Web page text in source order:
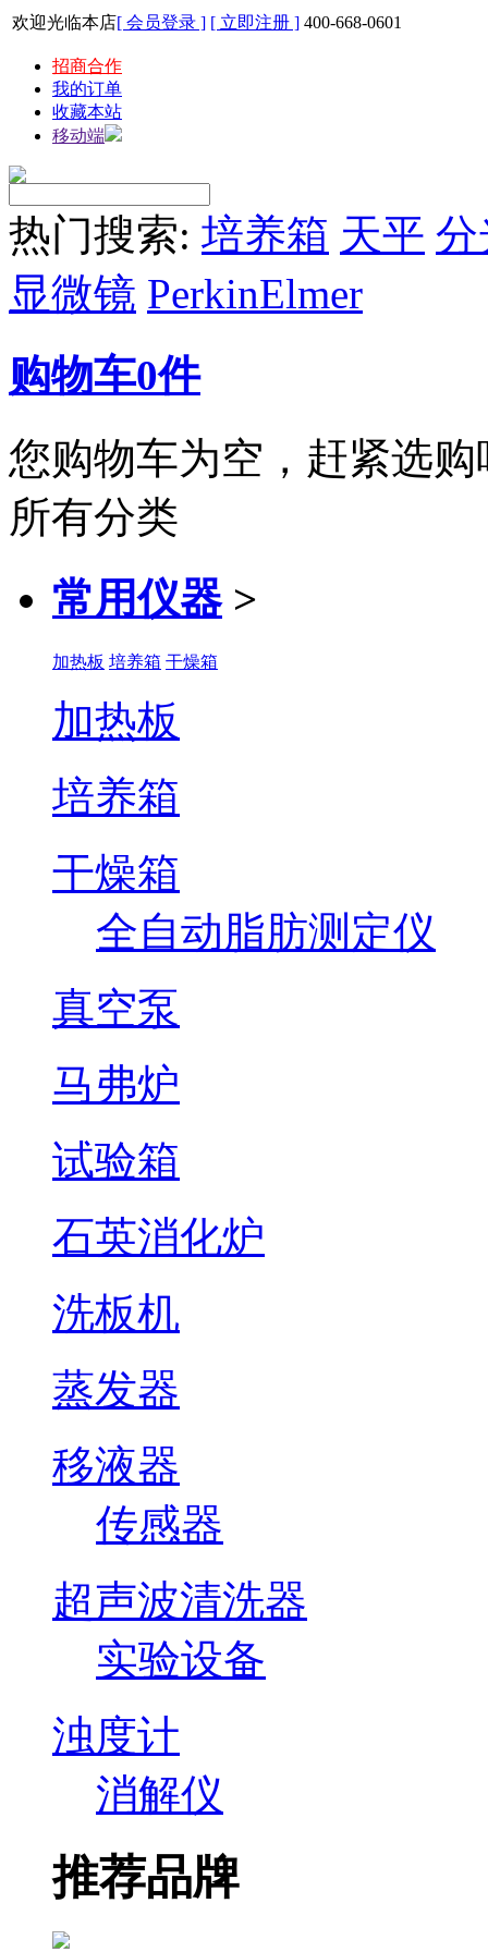
欢迎光临本店[ 会员登录 ] [ 立即注册 ] 400-668-0601
招商合作
我的订单
收藏本站
移动端
热门搜索: 培养箱 天平 分
显微镜 PerkinElmer
购物车0件
您购物车为空，赶紧选购
所有分类
常用仪器 >
加热板 培养箱 干燥箱
加热板
培养箱
干燥箱
全自动脂肪测定仪
真空泵
马弗炉
试验箱
石英消化炉
洗板机
蒸发器
移液器
传感器
超声波清洗器
实验设备
浊度计
消解仪
推荐品牌